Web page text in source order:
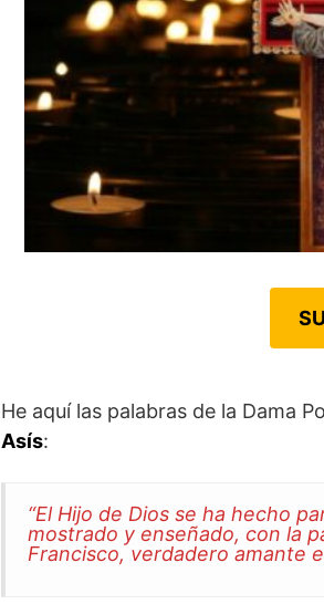
He aquí las palabras de la Dama
Asís:
“El Hijo de Dios se ha hecho
mostrado y enseñado, con la
Francisco, verdadero amante